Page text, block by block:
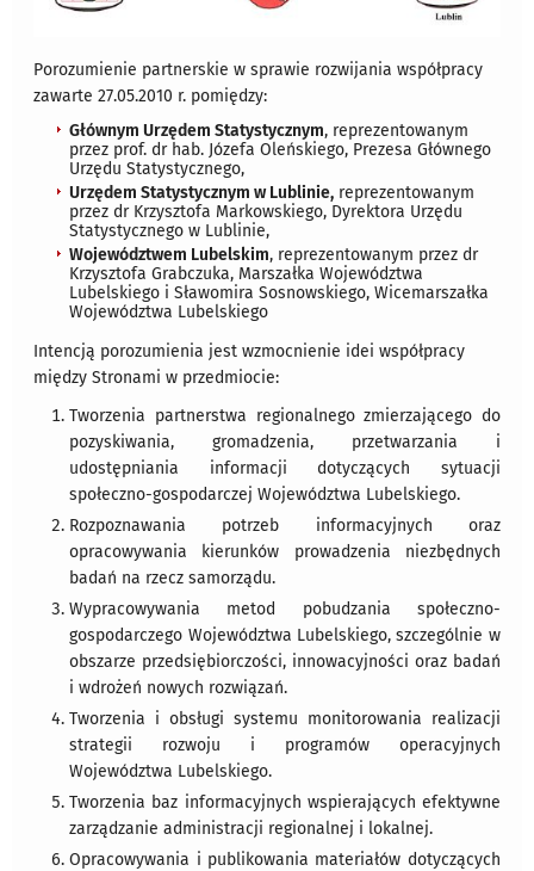
Porozumienie partnerskie w sprawie rozwijania współpracy
zawarte 27.05.2010 r. pomiędzy:
Głównym Urzędem Statystycznym, reprezentowanym
przez prof. dr hab. Józefa Oleńskiego, Prezesa Głównego
Urzędu Statystycznego,
Urzędem Statystycznym w Lublinie, reprezentowanym
przez dr Krzysztofa Markowskiego, Dyrektora Urzędu
Statystycznego w Lublinie,
Województwem Lubelskim, reprezentowanym przez dr
Krzysztofa Grabczuka, Marszałka Województwa
Lubelskiego i Sławomira Sosnowskiego, Wicemarszałka
Województwa Lubelskiego
Intencją porozumienia jest wzmocnienie idei współpracy
między Stronami w przedmiocie:
Tworzenia partnerstwa regionalnego zmierzającego do
pozyskiwania, gromadzenia, przetwarzania i
udostępniania informacji dotyczących sytuacji
społeczno-gospodarczej Województwa Lubelskiego.
Rozpoznawania potrzeb informacyjnych oraz
opracowywania kierunków prowadzenia niezbędnych
badań na rzecz samorządu.
Wypracowywania metod pobudzania społeczno-
gospodarczego Województwa Lubelskiego, szczególnie w
obszarze przedsiębiorczości, innowacyjności oraz badań
i wdrożeń nowych rozwiązań.
Tworzenia i obsługi systemu monitorowania realizacji
strategii rozwoju i programów operacyjnych
Województwa Lubelskiego.
Tworzenia baz informacyjnych wspierających efektywne
zarządzanie administracji regionalnej i lokalnej.
Opracowywania i publikowania materiałów dotyczących